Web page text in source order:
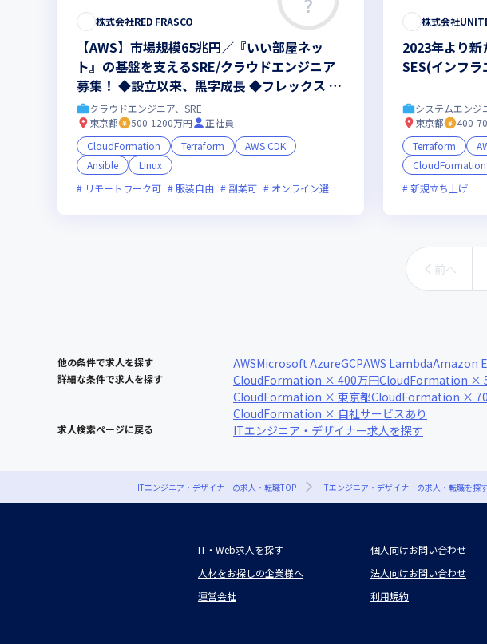
株式会社RED FRASCO
【AWS】市場規模65兆円／『いい部屋ネッ
ト』の基盤を支えるSRE/クラウドエンジニア
募集！ ◆設立以来、黒字成長 ◆フレックス ◆
年間休日125日以上 ◆リモートワーク相談可
◆残業月10ｈ程度 ◆副業可
クラウドエンジニア、SRE
東京都
500-1200万円
正社員
CloudFormation
Terraform
AWS CDK
Ansible
Linux
リモートワーク可
服装自由 副業可 オンライン選考可 フレックス制度あり ベン
株式会社
2023年より
SES(インフラ
システムエンジ
東京都
400-
Terraform
CloudFormation
新規立ち上げ
前へ
他の条件で求人を探す AWSMicrosoft AzureGCPAWS LambdaAmazon
詳細な条件で求人を探す CloudFormation × 400万円CloudFormation ×
CloudFormation × 東京都CloudFormation ×
CloudFormation × 自社サービスあり
求人検索ページに戻る ITエンジニア・デザイナー求人を探す
ITエンジニア・デザイナーの求人・転職TOP ITエンジニア・デザイナーの求人・転職を探す
IT・Web求人を探す 個人向けお問い合わせ
人材をお探しの企業様へ
法人向けお問い合わせ
運営会社
利用規約